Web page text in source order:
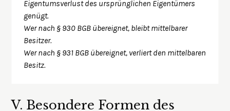
Eigentumsverlust des ursprünglichen Eigentümers
genügt.
Wer nach § 930 BGB übereignet, bleibt mittelbarer
Besitzer.
Wer nach § 931 BGB übereignet, verliert den mittelbaren
Besitz.
V. Besondere Formen des